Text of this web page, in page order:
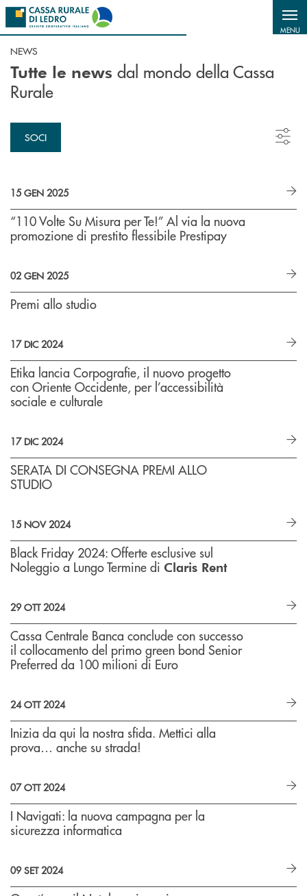
Salta al contenuto principale
MENU
NEWS
Tutte le news dal mondo della Cassa
Rurale
SOCI
15 GEN 2025
“110 Volte Su Misura per Te!” Al via la nuova
promozione di prestito flessibile Prestipay
02 GEN 2025
Premi allo studio
17 DIC 2024
Etika lancia Corpografie, il nuovo progetto
con Oriente Occidente, per l’accessibilità
sociale e culturale
17 DIC 2024
SERATA DI CONSEGNA PREMI ALLO
STUDIO
15 NOV 2024
Black Friday 2024: Offerte esclusive sul
Noleggio a Lungo Termine di Claris Rent
29 OTT 2024
Cassa Centrale Banca conclude con successo
il collocamento del primo green bond Senior
Preferred da 100 milioni di Euro
24 OTT 2024
Inizia da qui la nostra sfida. Mettici alla
prova… anche su strada!
07 OTT 2024
I Navigati: la nuova campagna per la
sicurezza informatica
09 SET 2024